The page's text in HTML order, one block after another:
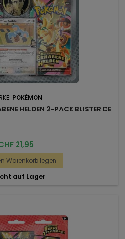
POKÉMON
HELDEN 2-PACK BLISTER DE
21,95
Warenkorb legen
auf Lager